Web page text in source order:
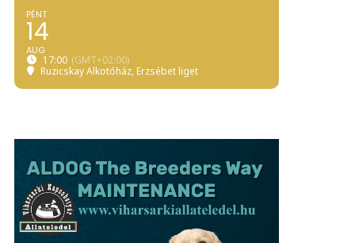
PÉNT
14
AUG
17:00 (GMT+02:00)
Ruzicskay Alkotóház, Erzsébet liget